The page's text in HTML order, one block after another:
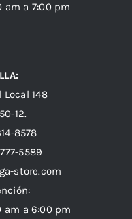
am a 7:00 pm
Local 148
12.
8578
5589
store.com
am a 6:00 pm